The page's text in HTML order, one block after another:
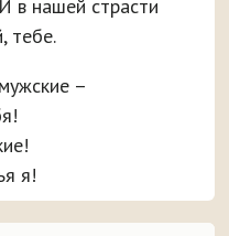
в нашей страсти
тебе.
–
я!